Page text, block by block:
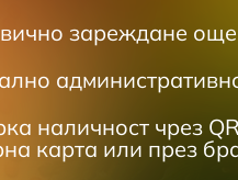
зареждане
наличност чрез
карта или през